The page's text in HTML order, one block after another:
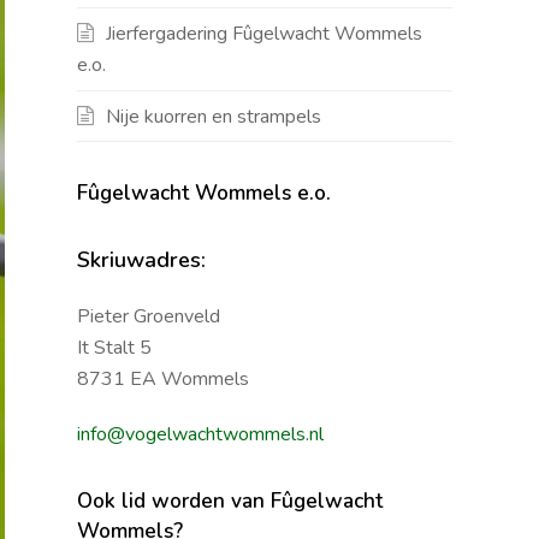
Jierfergadering Fûgelwacht Wommels
e.o.
Nije kuorren en strampels
Fûgelwacht Wommels e.o.
Skriuwadres:
Pieter Groenveld
It Stalt 5
8731 EA Wommels
info@vogelwachtwommels.nl
Ook lid worden van Fûgelwacht
Wommels?